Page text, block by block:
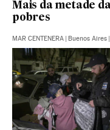
Mais da metade
pobres
MAR CENTENERA | Buenos Aires |